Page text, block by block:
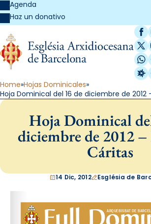
Agenda
Haz un donativo
X /
Home Hojas Dominicales
Hoja Dominical del 16 de diciembre de 2012
Hoja Dominical
diciembre de 2012
Cáritas
14 Dic, 2012 Església de